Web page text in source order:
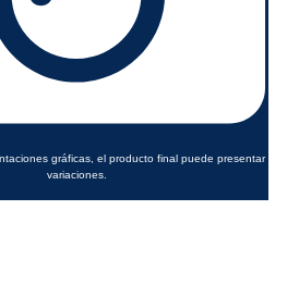
gráficas, el producto final puede presentar
variaciones.